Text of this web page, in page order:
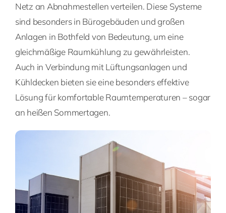
Netz an Abnahmestellen verteilen. Diese Systeme
sind besonders in Bürogebäuden und großen
Anlagen in Bothfeld von Bedeutung, um eine
gleichmäßige Raumkühlung zu gewährleisten.
Auch in Verbindung mit Lüftungsanlagen und
Kühldecken bieten sie eine besonders effektive
Lösung für komfortable Raumtemperaturen – sogar
an heißen Sommertagen.